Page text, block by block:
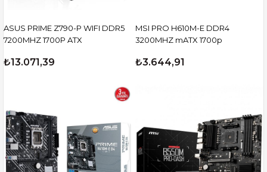
ASUS PRIME Z790-P WIFI DDR5
7200MHZ 1700P ATX
₺13.071,39
MSI PRO H610M-E DDR4
3200MHZ mATX 1700p
₺3.644,91